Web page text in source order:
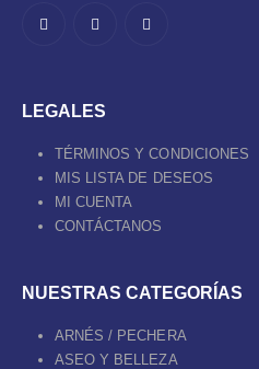
LEGALES
TÉRMINOS Y CONDICIONES
MIS LISTA DE DESEOS
MI CUENTA
CONTÁCTANOS
NUESTRAS CATEGORÍAS
ARNÉS / PECHERA
ASEO Y BELLEZA